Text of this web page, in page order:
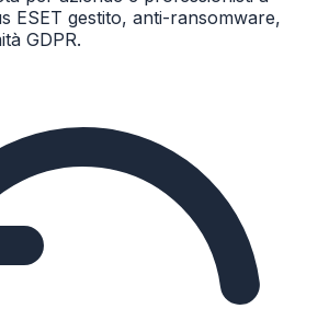
ESET gestito, anti-ransomware,
GDPR.